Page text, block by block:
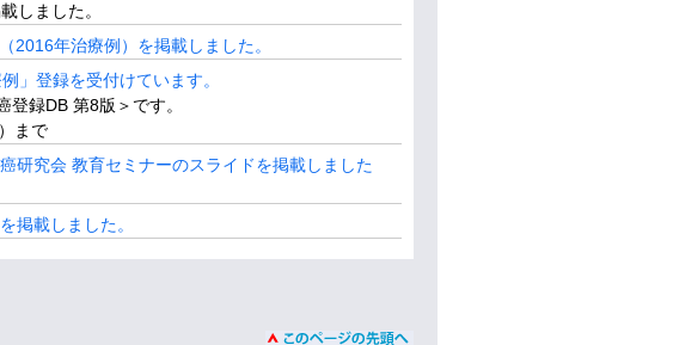
しました。
2016年治療例）を掲載しました。
」登録を受付けています。
録DB 第8版＞です。
まで
研究会 教育セミナーのスライドを掲載しました
掲載しました。